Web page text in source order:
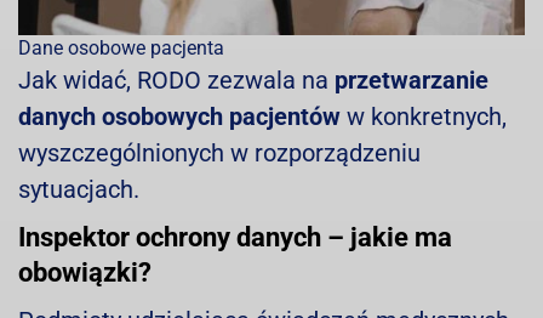
Dane osobowe pacjenta
Jak widać, RODO zezwala na przetwarzanie
danych osobowych pacjentów w konkretnych,
wyszczególnionych w rozporządzeniu
sytuacjach.
Inspektor ochrony danych – jakie ma
obowiązki?